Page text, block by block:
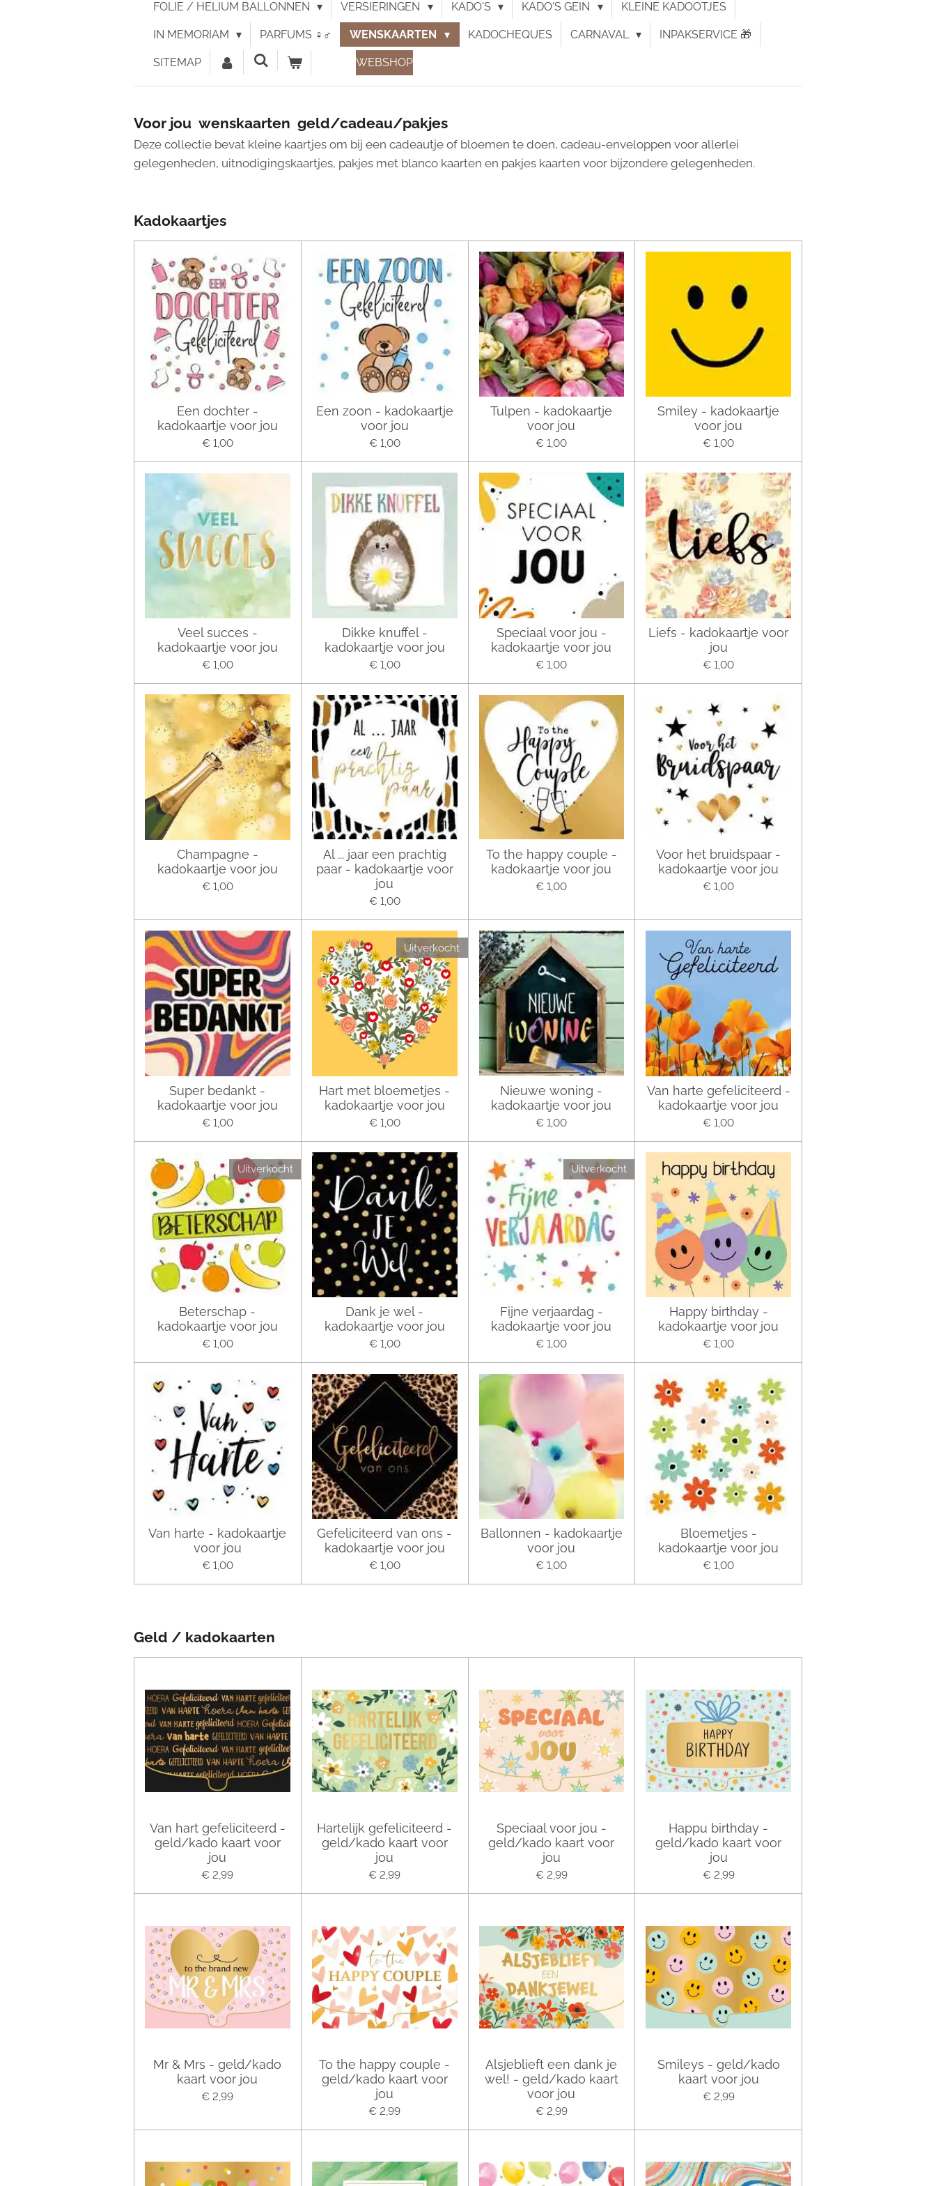
FOLIE / HELIUM BALLONNEN VERSIERINGEN KADO'S KADO'S GEIN KLEINE KADOOTJES
IN MEMORIAM PARFUMS ♀︎♂︎ WENSKAARTEN KADOCHEQUES CARNAVAL INPAKSERVICE 🎁
SITEMAP WEBSHOP
Voor jou wenskaarten geld/cadeau/pakjes
Deze collectie bevat kleine kaartjes om bij een cadeautje of bloemen te doen, cadeau-enveloppen voor allerlei
gelegenheden, uitnodigingskaartjes, pakjes met blanco kaarten en pakjes kaarten voor bijzondere gelegenheden.
Kadokaartjes
Een dochter -
kadokaartje voor jou
€ 1,00
Een zoon - kadokaartje
voor jou
€ 1,00
Tulpen - kadokaartje
voor jou
€ 1,00
Smiley - kadokaartje
voor jou
€ 1,00
Veel succes -
kadokaartje voor jou
€ 1,00
Dikke knuffel -
kadokaartje voor jou
€ 1,00
Speciaal voor jou -
kadokaartje voor jou
€ 1,00
Liefs - kadokaartje voor
jou
€ 1,00
Champagne -
kadokaartje voor jou
€ 1,00
Al ... jaar een prachtig
paar - kadokaartje voor
jou
€ 1,00
To the happy couple -
kadokaartje voor jou
€ 1,00
Voor het bruidspaar -
kadokaartje voor jou
€ 1,00
Super bedankt -
kadokaartje voor jou
€ 1,00
Uitverkocht
Hart met bloemetjes -
kadokaartje voor jou
€ 1,00
Nieuwe woning -
kadokaartje voor jou
€ 1,00
Van harte gefeliciteerd -
kadokaartje voor jou
€ 1,00
Uitverkocht
Beterschap -
kadokaartje voor jou
€ 1,00
Dank je wel -
kadokaartje voor jou
€ 1,00
Uitverkocht
Fijne verjaardag -
kadokaartje voor jou
€ 1,00
Happy birthday -
kadokaartje voor jou
€ 1,00
Van harte - kadokaartje
voor jou
€ 1,00
Gefeliciteerd van ons -
kadokaartje voor jou
€ 1,00
Ballonnen - kadokaartje
voor jou
€ 1,00
Bloemetjes -
kadokaartje voor jou
€ 1,00
Geld / kadokaarten
Van hart gefeliciteerd -
geld/kado kaart voor
jou
€ 2,99
Hartelijk gefeliciteerd -
geld/kado kaart voor
jou
€ 2,99
Speciaal voor jou -
geld/kado kaart voor
jou
€ 2,99
Happu birthday -
geld/kado kaart voor
jou
€ 2,99
Mr & Mrs - geld/kado
kaart voor jou
€ 2,99
To the happy couple -
geld/kado kaart voor
jou
€ 2,99
Alsjeblieft een dank je
wel! - geld/kado kaart
voor jou
€ 2,99
Smileys - geld/kado
kaart voor jou
€ 2,99